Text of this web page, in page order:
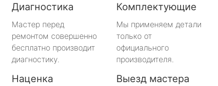
Диагностика
Мастер перед
ремонтом совершенно
бесплатно производит
диагностику.
Комплектующие
Мы применяем детали
только от
официального
производителя.
Наценка Выезд мастера